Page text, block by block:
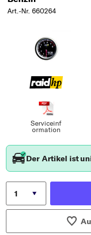
Art.-Nr. 660264
Serviceinf
ormation
Der Artikel ist